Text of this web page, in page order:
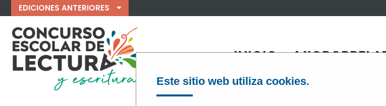
EDICIONES ANTERIORES
INICIO
Este sitio web utiliza cookies.